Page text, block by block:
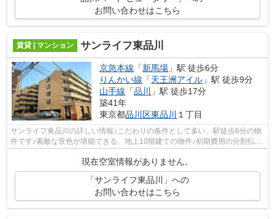
お問い合わせはこちら
賃貸 | マンション サンライフ東品川
京急本線 「新馬場 」駅 徒歩6分
りんかい線 「天王洲アイル 」駅 徒歩9分
山手線 「品川
」駅 徒歩17分
築41年
東京都品川区東品川 １丁目
サンライフ東品川の詳しい情報♪こだわりの条件として多い、駅徒歩6分の物
件です♪素敵な景色が堪能できる、地上10階建ての物件♪初期費用の分割払い
現在空室情報がありません。
「サンライフ東品川」への
お問い合わせはこちら